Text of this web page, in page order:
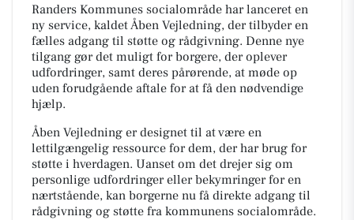
Randers Kommunes socialområde har lanceret en
ny service, kaldet Åben Vejledning, der tilbyder en
fælles adgang til støtte og rådgivning. Denne nye
tilgang gør det muligt for borgere, der oplever
udfordringer, samt deres pårørende, at møde op
uden forudgående aftale for at få den nødvendige
hjælp.
Åben Vejledning er designet til at være en
lettilgængelig ressource for dem, der har brug for
støtte i hverdagen. Uanset om det drejer sig om
personlige udfordringer eller bekymringer for en
nærtstående, kan borgerne nu få direkte adgang til
rådgivning og støtte fra kommunens socialområde.